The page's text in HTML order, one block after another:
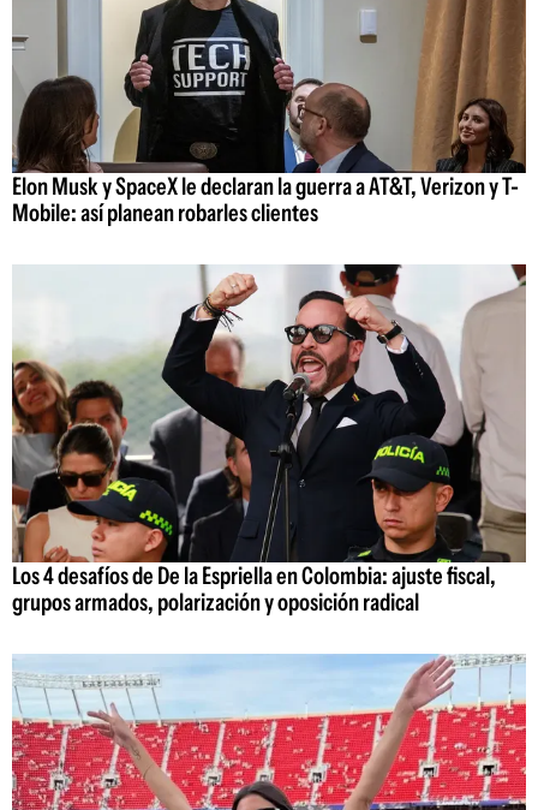
Elon Musk y SpaceX le declaran la guerra a AT&T, Verizon y T-
Mobile: así planean robarles clientes
Los 4 desafíos de De la Espriella en Colombia: ajuste fiscal,
grupos armados, polarización y oposición radical